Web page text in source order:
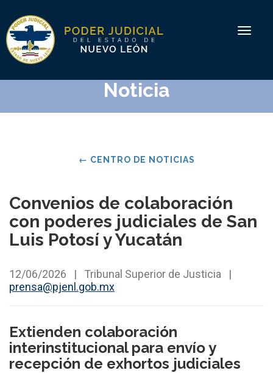
Toggle
Noticia
← CENTRO DE NOTICIAS
Convenios de colaboración
con poderes judiciales de San
Luis Potosí y Yucatán
12/06/2026 | Tribunal Superior de Justicia |
prensa@pjenl.gob.mx
Extienden colaboración
interinstitucional para envío y
recepción de exhortos judiciales